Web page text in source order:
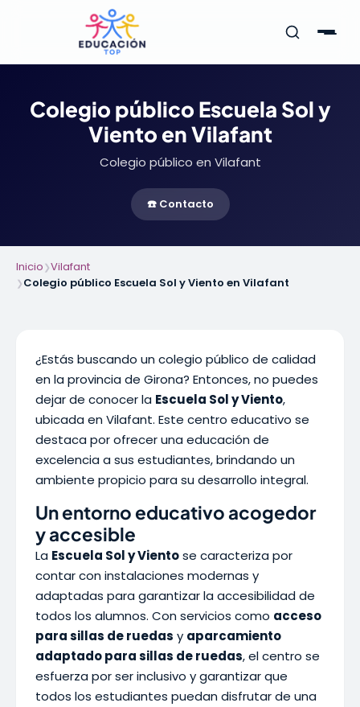
Colegio público Escuela Sol y
Viento en Vilafant
Colegio público en Vilafant
☎️ Contacto
Inicio❯Vilafant
❯Colegio público Escuela Sol y Viento en Vilafant
¿Estás buscando un colegio público de calidad
en la provincia de Girona? Entonces, no puedes
dejar de conocer la Escuela Sol y Viento,
ubicada en Vilafant. Este centro educativo se
destaca por ofrecer una educación de
excelencia a sus estudiantes, brindando un
ambiente propicio para su desarrollo integral.
Un entorno educativo acogedor
y accesible
La Escuela Sol y Vientose caracteriza por
contar con instalaciones modernas y
adaptadas para garantizar la accesibilidad de
todos los alumnos. Con servicios como acceso
para sillas de ruedas y aparcamiento
adaptado para sillas de ruedas, el centro se
esfuerza por ser inclusivo y garantizar que
todos los estudiantes puedan disfrutar de una